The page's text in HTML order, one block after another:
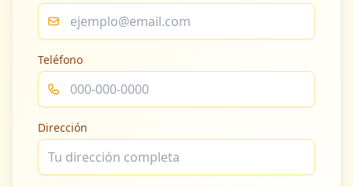
Teléfono
Dirección